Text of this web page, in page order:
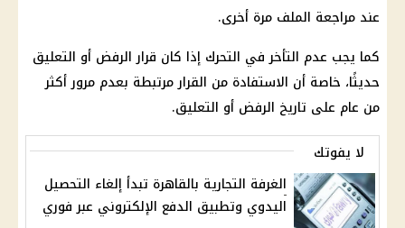
عند مراجعة الملف مرة أخرى.
كما يجب عدم التأخر في التحرك إذا كان قرار الرفض أو التعليق
حديثًا، خاصة أن الاستفادة من القرار مرتبطة بعدم مرور أكثر
من عام على تاريخ الرفض أو التعليق.
لا يفوتك
الغرفة التجارية بالقاهرة تبدأ إلغاء التحصيل
اليدوي وتطبيق الدفع الإلكتروني عبر فوري